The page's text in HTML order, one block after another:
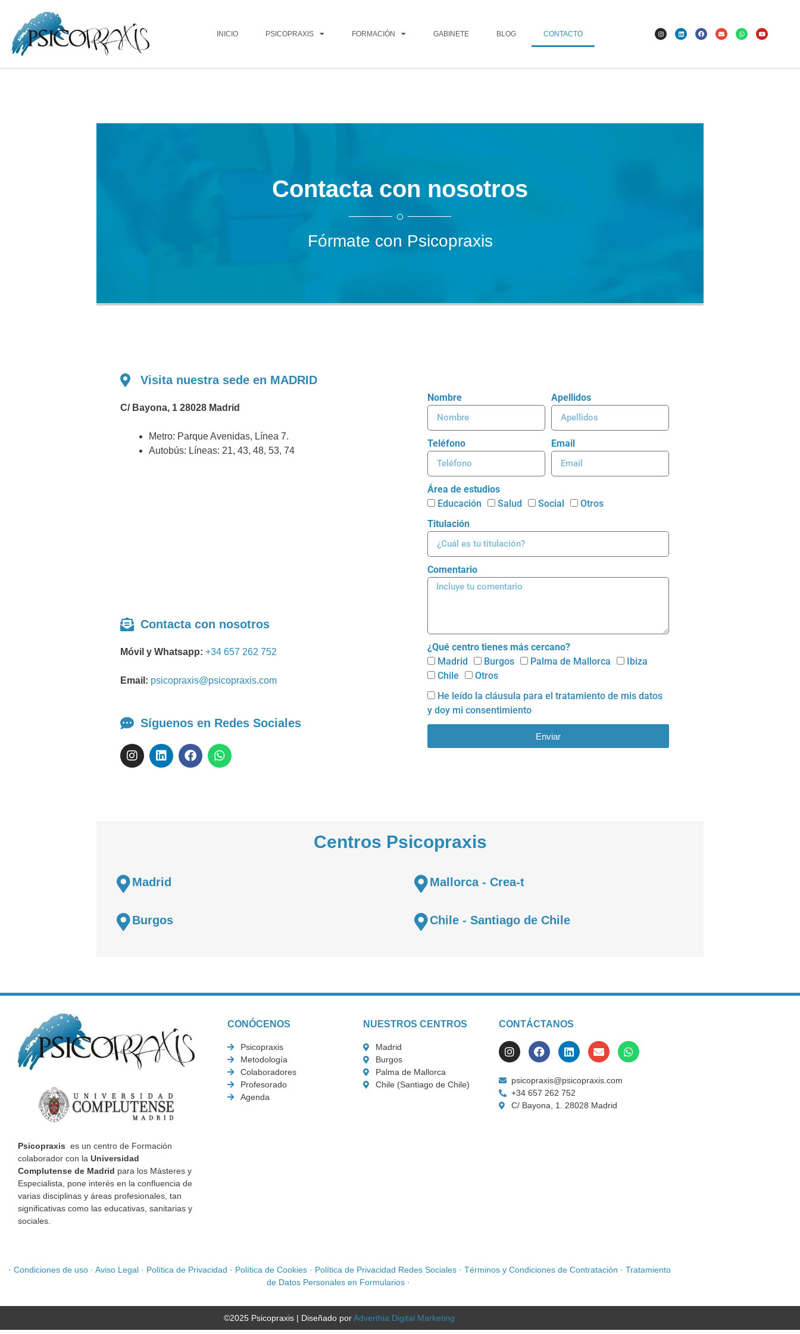
INICIO PSICOPRAXIS FORMACIÓN GABINETE BLOG CONTACTO
Contacta con nosotros
Fórmate con Psicopraxis
Visita nuestra sede en MADRID
C/ Bayona, 1 28028 Madrid
Metro: Parque Avenidas, Línea 7.
Autobús: Líneas: 21, 43, 48, 53, 74
Contacta con nosotros
Móvil y Whatsapp: +34 657 262 752
Email: psicopraxis@psicopraxis.com
Síguenos en Redes Sociales
Nombre Apellidos
Teléfono Email
Área de estudios
Educación
Salud Social
Otros
Titulación
Comentario
¿Qué centro tienes más cercano?
Madrid
Burgos Palma de Mallorca
Ibiza
Chile
Otros
He leído la cláusula para el tratamiento de mis datos
y doy mi consentimiento
Enviar
Centros Psicopraxis
Madrid
Burgos
Mallorca - Crea-t
Chile - Santiago de Chile
Psicopraxis es un centro de Formación
colaborador con la Universidad
Complutense de Madrid para los Másteres y
Especialista, pone interés en la confluencia de
varias disciplinas y áreas profesionales, tan
significativas como las educativas, sanitarias y
sociales.
CONÓCENOS
Psicopraxis
Metodología
Colaboradores
Profesorado
Agenda
NUESTROS CENTROS
Madrid
Burgos
Palma de Mallorca
Chile (Santiago de Chile)
CONTÁCTANOS
psicopraxis@psicopraxis.com
+34 657 262 752
C/ Bayona, 1. 28028 Madrid
· Condiciones de uso· Aviso Legal· Política de Privacidad · Política de Cookies· Política de Privacidad Redes Sociales· Términos y Condiciones de Contratación · Tratamiento
de Datos Personales en Formularios·
©2025 Psicopraxis | Diseñado porAdverthia Digital Marketing